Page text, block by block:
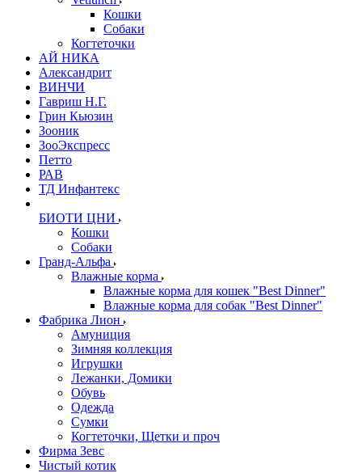
Кошки
Собаки
Когтеточки
АЙ НИКА
Александрит
ВИНЧИ
Гавриш Н.Г.
Грин Кьюзин
Зооник
ЗооЭкспресс
Петто
РАВ
ТД Инфантекс
БИОТИ ЦНИ
Кошки
Собаки
Гранд-Альфа
Влажные корма
Влажные корма для кошек "Best Dinner"
Влажные корма для собак "Best Dinner"
Фабрика Лион
Амуниция
Зимняя коллекция
Игрушки
Лежанки, Домики
Обувь
Одежда
Сумки
Когтеточки, Щетки и проч
Фирма Зевс
Чистый котик